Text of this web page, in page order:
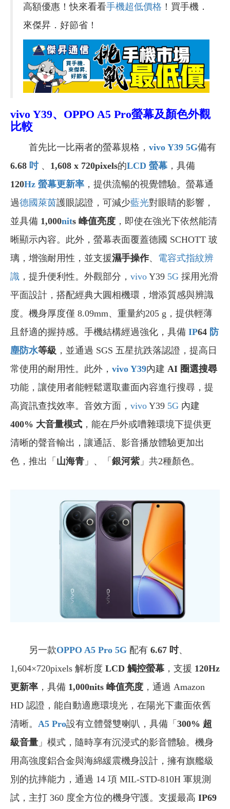
高額優惠！快來看看手機超低價格 ！買手機．
來傑昇．好節省！
vivo Y39、OPPO A5 Pro螢幕及顏色外觀
比較
首先比一比兩者的螢幕規格， vivo Y39 5G備有
6.68 吋、 1,608 x 720pixels的LCD 螢幕 ，具備
120Hz 螢幕更新率 ，提供流暢的視覺體驗。螢幕通
過德國萊茵護眼認證，可減少藍光對眼睛的影響，
並具備 1,000nits 峰值亮度 ，即使在強光下依然能清
晰顯示內容。此外，螢幕表面覆蓋德國 SCHOTT 玻
璃，增強耐用性，並支援濕手操作、 電容式指紋辨
識 ，提升便利性。外觀部分， vivo Y39 5G 採用光滑
平面設計，搭配經典大圓相機環，增添質感與辨識
度。機身厚度僅 8.09mm、重量約205 g，提供輕薄
且舒適的握持感。手機結構經過強化，具備 IP64 防
塵防水等級 ，並通過 SGS 五星抗跌落認證，提高日
常使用的耐用性。此外， vivo Y39內建 AI 圈選搜尋
功能，讓使用者能輕鬆選取畫面內容進行搜尋，提
高資訊查找效率。音效方面， vivo Y39 5G 內建
400% 大音量模式 ，能在戶外或嘈雜環境下提供更
清晰的聲音輸出，讓通話、影音播放體驗更加出
色，推出「 山海青 」、「 銀河紫」共2種顏色。
另一款OPPO A5 Pro 5G 配有 6.67 吋、
1,604×720pixels 解析度 LCD 觸控螢幕 ，支援 120Hz
更新率 ，具備 1,000nits 峰值亮度 ，通過 Amazon
HD 認證，能自動適應環境光，在陽光下畫面依舊
清晰。 A5 Pro設有立體聲雙喇叭，具備「 300% 超
級音量 」模式，隨時享有沉浸式的影音體驗。機身
用高強度鋁合金與海綿緩震機身設計，擁有旗艦級
別的抗摔能力，通過 14 項 MIL-STD-810H 軍規測
試，主打 360 度全方位的機身守護。支援最高 IP69